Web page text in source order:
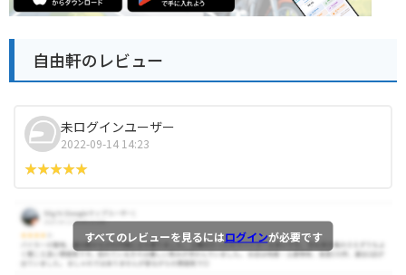
自由軒のレビュー
未ログインユーザー
2022-09-14 14:23
すべてのレビューを見るにはログインが必要です